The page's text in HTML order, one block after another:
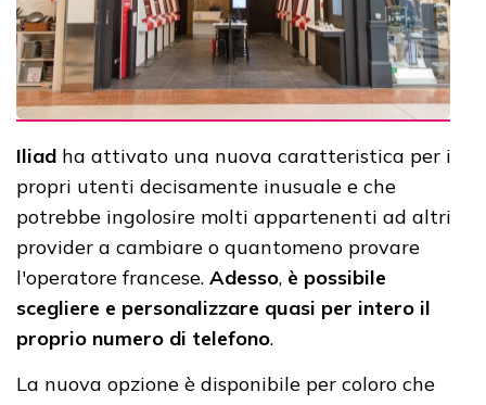
Iliad ha attivato una nuova caratteristica per i
propri utenti decisamente inusuale e che
potrebbe ingolosire molti appartenenti ad altri
provider a cambiare o quantomeno provare
l'operatore francese. Adesso, è possibile
scegliere e personalizzare quasi per intero il
proprio numero di telefono.
La nuova opzione è disponibile per coloro che